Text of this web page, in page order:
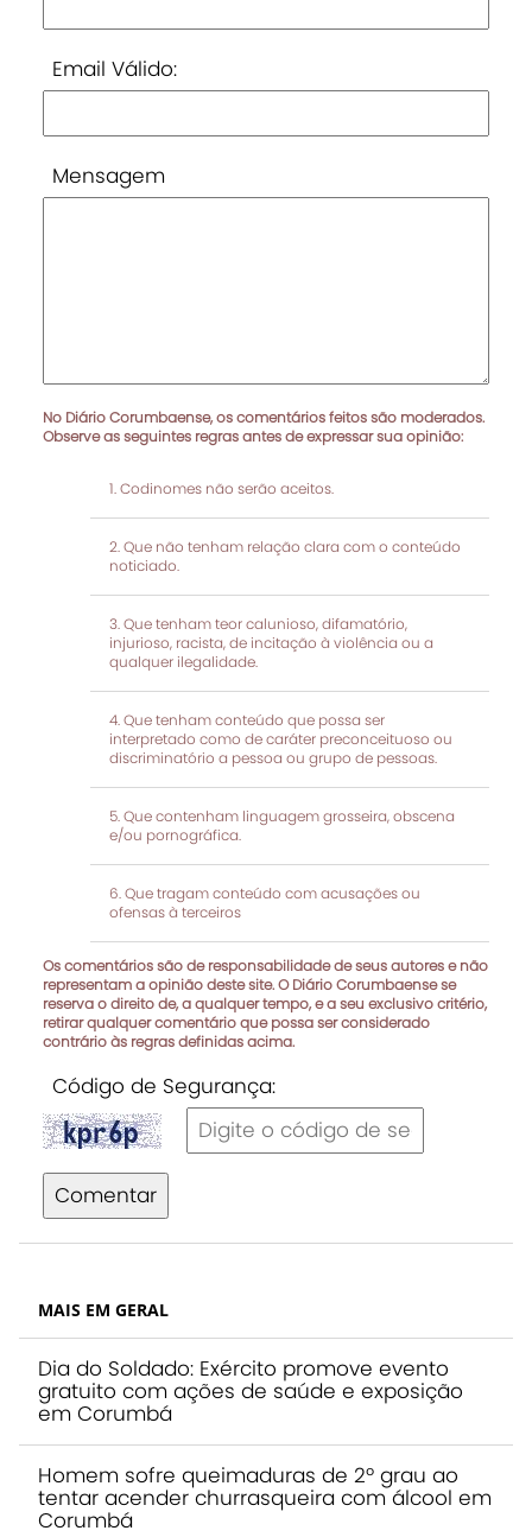
Email Válido:
Mensagem
No Diário Corumbaense, os comentários feitos são moderados.
Observe as seguintes regras antes de expressar sua opinião:
Codinomes não serão aceitos.
Que não tenham relação clara com o conteúdo
noticiado.
Que tenham teor calunioso, difamatório,
injurioso, racista, de incitação à violência ou a
qualquer ilegalidade.
Que tenham conteúdo que possa ser
interpretado como de caráter preconceituoso ou
discriminatório a pessoa ou grupo de pessoas.
Que contenham linguagem grosseira, obscena
e/ou pornográfica.
Que tragam conteúdo com acusações ou
ofensas à terceiros
Os comentários são de responsabilidade de seus autores e não
representam a opinião deste site. O Diário Corumbaense se
reserva o direito de, a qualquer tempo, e a seu exclusivo critério,
retirar qualquer comentário que possa ser considerado
contrário às regras definidas acima.
Código de Segurança:
Comentar
MAIS EM GERAL
Dia do Soldado: Exército promove evento
gratuito com ações de saúde e exposição
em Corumbá
Homem sofre queimaduras de 2º grau ao
tentar acender churrasqueira com álcool em
Corumbá